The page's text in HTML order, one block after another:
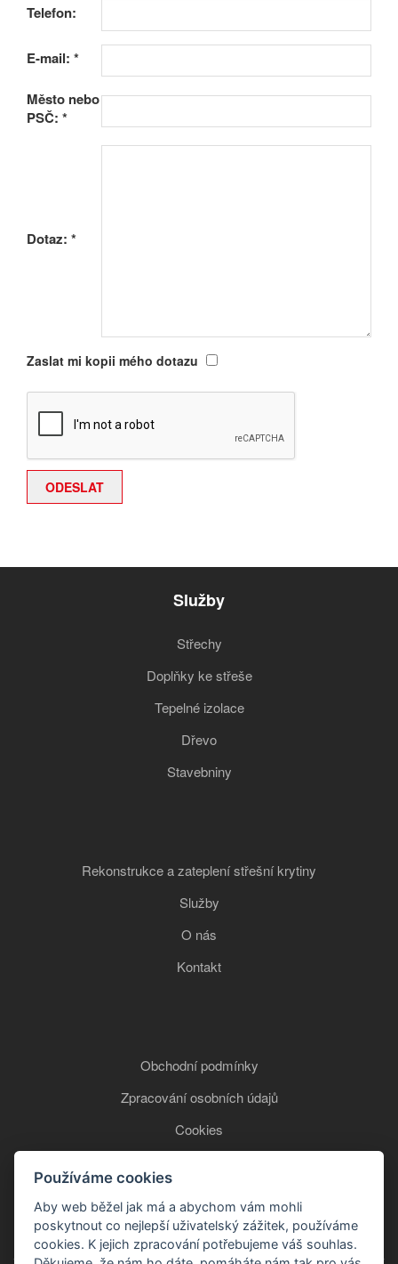
Telefon:
E-mail: *
Město nebo
PSČ: *
Dotaz: *
Zaslat mi kopii mého dotazu
Služby
Střechy
Doplňky ke střeše
Tepelné izolace
Dřevo
Stavebniny
Rekonstrukce a zateplení střešní krytiny
Služby
O nás
Kontakt
Obchodní podmínky
Zpracování osobních údajů
Cookies
+420 777 850 465
Používáme cookies
Aby web běžel jak má a abychom vám mohli
poskytnout co nejlepší uživatelský zážitek, používáme
cookies. K jejich zpracování potřebujeme váš souhlas.